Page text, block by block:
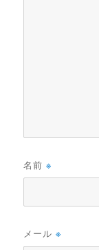
名前※
メール※